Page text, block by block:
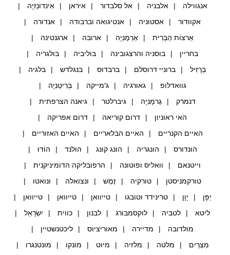
אִינדוֹנֵזִיָה
איראן אל סלבדור אלבניה
אנגווילה
אנדורה
אנטיגואה וברבודה אסטוניה
אקוודור
ארגנטינה
ארובה אַרְמֶנִיָה
אַרצוֹת הַבְּרִית
בולגריה
בוליביה בוסניה והרצגובינה
בחריין
בלגיה
בנגלדש ברבדוס ברוניי דרוסלם
בְּרָזִיל
בְּרִיטַנִיָה
ג'מייקה גאורגיה
גוואדלופ
גיאנה הצרפתית
גיברלטר גֶרמָנִיָה
דנמרק
דרום אפריקה
דרום קוריאה
האי ראוניון
האיים האזוריים
האיים הבלאריים
האיים הקנריים
הוֹדוּ
הולנד הונג קונג הונגריה
הונדורס
הרפובליקה הדומיניקנית
וואליס ופוטונה
וייטנאם
ונואטו
ונצואלה זֶמֶשׁ טורקיה
טורקמניסטן
טייוואן
טייוואן טייוואן טרינידד וטובגו יָוָן
יַפָּן
יִשְׂרָאֵל
כווית לבנון לוקסמבורג לטביה
ליטא
ליכטנשטיין
מאוריציוס מדיירה
מולדובה
מונטנגרו
מונקו מיוט מלזיה מלטה
מִצְרַיִם